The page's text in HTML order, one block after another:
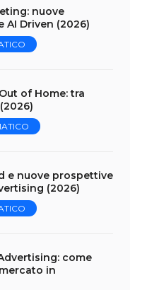
nuove
Driven (2026)
of Home: tra
e nuove prospettive
(2026)
come
in